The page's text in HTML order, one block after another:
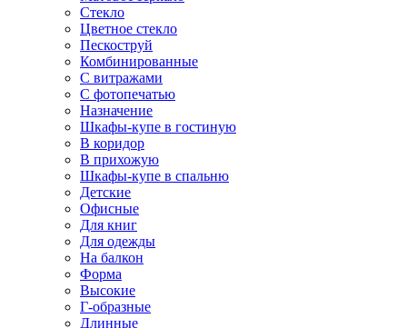
Стекло
Цветное стекло
Пескоструй
Комбинированные
С витражами
С фотопечатью
Назначение
Шкафы-купе в гостиную
В коридор
В прихожую
Шкафы-купе в спальню
Детские
Офисные
Для книг
Для одежды
На балкон
Форма
Высокие
Г-образные
Длинные